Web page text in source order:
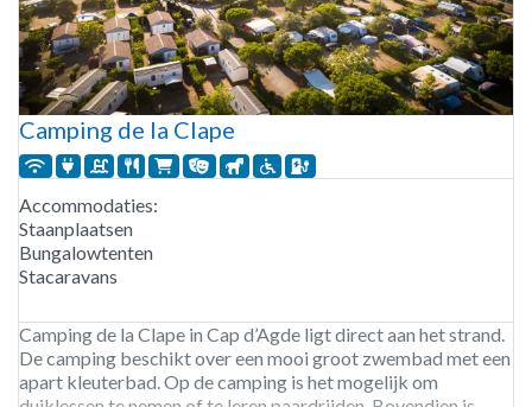
Camping de la Clape
Accommodaties:
Staanplaatsen
Bungalowtenten
Stacaravans
Camping de la Clape in Cap d’Agde ligt direct aan het strand.
De camping beschikt over een mooi groot zwembad met een
apart kleuterbad. Op de camping is het mogelijk om